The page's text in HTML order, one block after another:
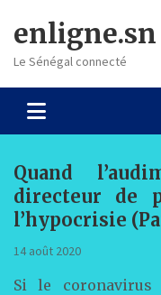
content
enligne.sn
Le Sénégal connecté
Quand
directeur de
l’hypocrisie
14 août 2020
Si le coronavirus